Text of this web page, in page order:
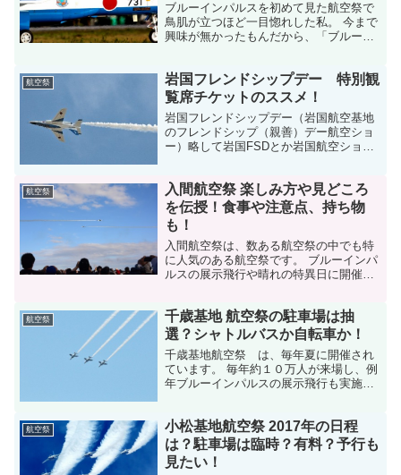
ブルーインパルスを初めて見た航空祭で
鳥肌が立つほど一目惚れした私。 今まで
興味が無かったもんだから、「ブルーイ
で、もっと知りたい！！と調べまくった
ことを残していきます。 ま...
航空祭
岩国フレンドシップデー 特別観
覧席チケットのススメ！
岩国フレンドシップデー（岩国航空基地
のフレンドシップ（親善）デー航空ショ
ー）略して岩国FSDとか岩国航空ショー
デーの2019年開催日が発表されまし
た！！ 岩国フレンド...
航空祭
入間航空祭 楽しみ方や見どころ
を伝授！食事や注意点、持ち物
も！
入間航空祭は、数ある航空祭の中でも特
に人気のある航空祭です。 ブルーインパ
ルスの展示飛行や晴れの特異日に開催さ
したことも。 2015年は20万人と落ち着き
ましたね。 そ...
航空祭
千歳基地 航空祭の駐車場は抽
選？シャトルバスか自転車か！
千歳基地航空祭 は、毎年夏に開催され
ています。 毎年約１０万人が来場し、例
年ブルーインパルスの展示飛行も実施さ
な基地を有する千歳基地航空祭に行くた
めの基本中の基本であ...
航空祭
小松基地航空祭 2017年の日程
は？駐車場は臨時？有料？予行も
見たい！